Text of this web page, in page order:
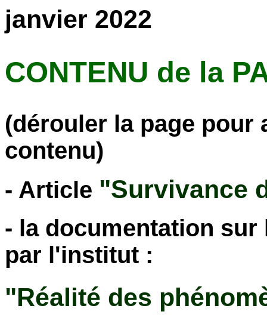
janvier 2022
CONTENU de la
(dérouler la page pour
contenu)
- Article "Survivance
- la documentation
par l'institut :
"Réalité des